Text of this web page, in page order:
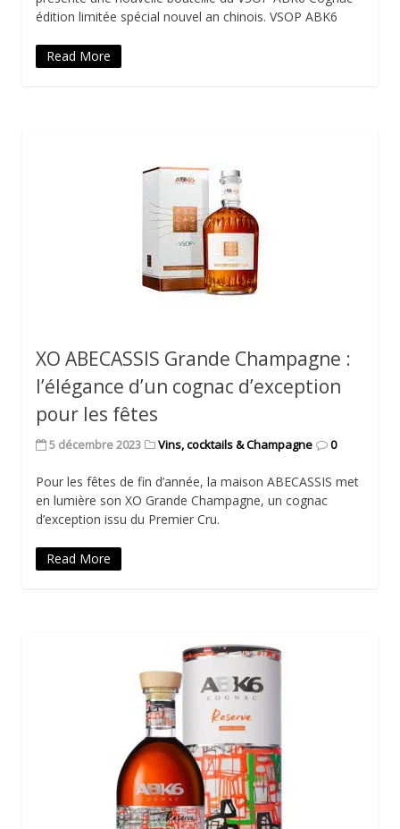
édition limitée spécial nouvel an chinois. VSOP ABK6
Read More
XO ABECASSIS Grande Champagne :
l’élégance d’un cognac d’exception
pour les fêtes
5 décembre 2023 Vins, cocktails & Champagne 0
Pour les fêtes de fin d’année, la maison ABECASSIS met
en lumière son XO Grande Champagne, un cognac
d’exception issu du Premier Cru.
Read More